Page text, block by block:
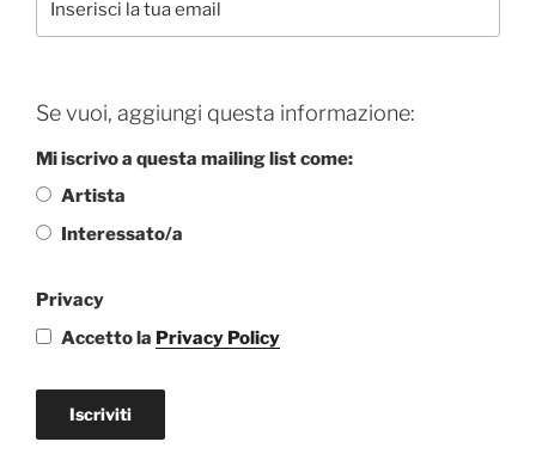
Se vuoi, aggiungi questa informazione:
Mi iscrivo a questa mailing list come:
Artista
Interessato/a
Privacy
Accetto la Privacy Policy
Iscriviti